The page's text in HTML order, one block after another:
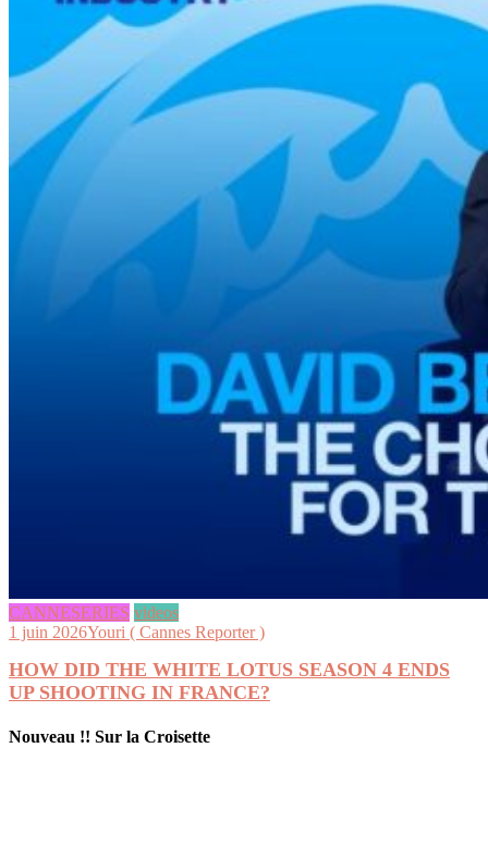
CANNESERIES videos
1 juin 2026Youri ( Cannes Reporter )
HOW DID THE WHITE LOTUS SEASON 4 ENDS
UP SHOOTING IN FRANCE?
Nouveau !! Sur la Croisette